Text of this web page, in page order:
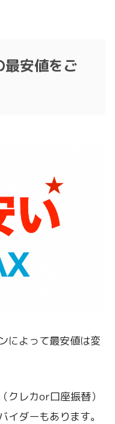
最安値をご
によって最安値は変
クレカor口座振替）
イダーもあります。